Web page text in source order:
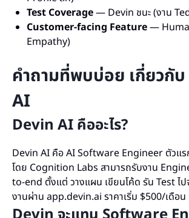
Test Coverage— Devin ชนะ (งาน
Customer-facing Feature—
Empathy)
คำถามที่พบบ่อย เกี่ยวกั
AI
Devin AI คืออะไร?
Devin AI คือ AI Software Engineer ตัวแร
โดย Cognition Labs สามารถรับงาน
to-end ตั้งแต่ วางแผน เขียนโค้ด รัน Test ไ
งานผ่าน app.devin.ai ราคาเริ่ม $500/เดือน